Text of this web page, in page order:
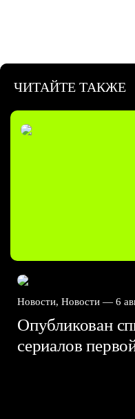
ЧИТАЙТЕ ТАКЖЕ
Новости, Новости — 6
Опубликован
сериалов